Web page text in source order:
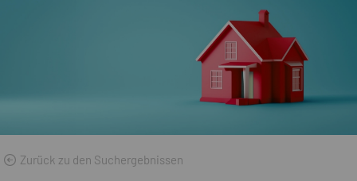
Zurück zu den Suchergebnissen